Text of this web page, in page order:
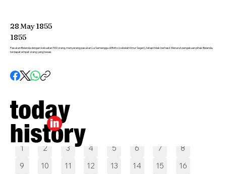
Pilih tanggal
1 2 3 4 5 6 7
8
9
10 11 12 13 14 15
16
28May1855
1855
Pasukan Belanda dengan kekuatan 500 orang, menyerang pasukan La Samenggu di Botto (sebelah timur Segeri), tetapi tidak berhasil. Menurut pengakuan pihak Belanda,
terdapat empat orang yang tewas.